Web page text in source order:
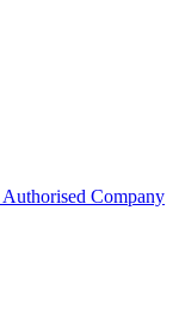
Authorised Company